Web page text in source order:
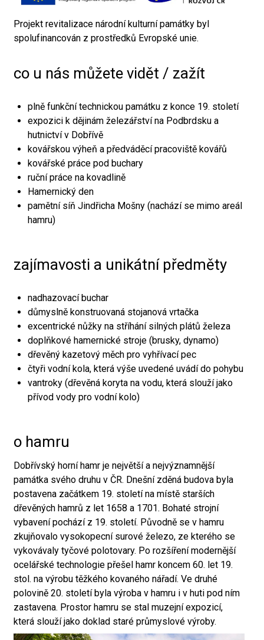
Projekt revitalizace národní kulturní památky byl
spolufinancován z prostředků Evropské unie.
co u nás můžete vidět / zažít
plně funkční technickou památku z konce 19. století
expozici k dějinám železářství na Podbrdsku a
hutnictví v Dobřívě
kovářskou výheň a předváděcí pracoviště kovářů
kovářské práce pod buchary
ruční práce na kovadlině
Hamernický den
pamětní síň Jindřicha Mošny (nachází se mimo areál
hamru)
zajímavosti a unikátní předměty
nadhazovací buchar
důmyslně konstruovaná stojanová vrtačka
excentrické nůžky na stříhání silných plátů železa
doplňkové hamernické stroje (brusky, dynamo)
dřevěný kazetový měch pro vyhřívací pec
čtyři vodní kola, která výše uvedené uvádí do pohybu
vantroky (dřevěná koryta na vodu, která slouží jako
přívod vody pro vodní kolo)
o hamru
Dobřívský horní hamr je největší a nejvýznamnější
památka svého druhu v ČR. Dnešní zděná budova byla
postavena začátkem 19. století na místě starších
dřevěných hamrů z let 1658 a 1701. Bohaté strojní
vybavení pochází z 19. století. Původně se v hamru
zkujňovalo vysokopecní surové železo, ze kterého se
vykovávaly tyčové polotovary. Po rozšíření modernější
ocelářské technologie přešel hamr koncem 60. let 19.
stol. na výrobu těžkého kovaného nářadí. Ve druhé
polovině 20. století byla výroba v hamru i v huti pod ním
zastavena. Prostor hamru se stal muzejní expozicí,
která slouží jako doklad staré průmyslové výroby.